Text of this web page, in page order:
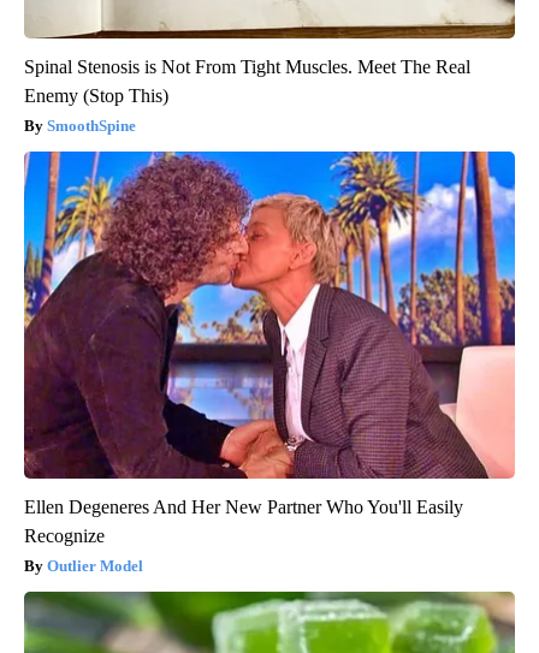
Spinal Stenosis is Not From Tight Muscles. Meet The Real
Enemy (Stop This)
SmoothSpine
Ellen Degeneres And Her New Partner Who You'll Easily
Recognize
Outlier Model